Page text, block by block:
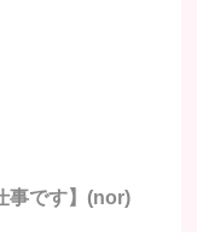
情報（サービス利用
る行動履歴に該当す
な範囲の情報項目と
による送付または送
事です】(nor)